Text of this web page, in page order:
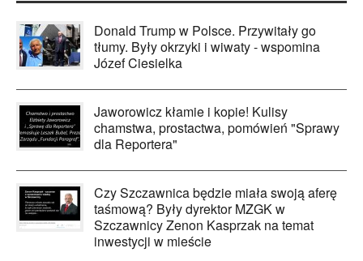
Donald Trump w Polsce. Przywitały go
tłumy. Były okrzyki i wiwaty - wspomina
Józef Ciesielka
Jaworowicz kłamie i kopie! Kulisy
chamstwa, prostactwa, pomówień "Sprawy
dla Reportera"
Czy Szczawnica będzie miała swoją aferę
taśmową? Były dyrektor MZGK w
Szczawnicy Zenon Kasprzak na temat
inwestycji w mieście